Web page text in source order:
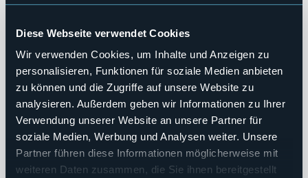
Diese Webseite verwendet Cookies
Wir verwenden Cookies, um Inhalte und Anzeigen zu
personalisieren, Funktionen für soziale Medien anbieten
zu können und die Zugriffe auf unsere Website zu
analysieren. Außerdem geben wir Informationen zu Ihrer
Verwendung unserer Website an unsere Partner für
soziale Medien, Werbung und Analysen weiter. Unsere
Partner führen diese Informationen möglicherweise mit
weiteren Daten zusammen, die Sie ihnen bereitgestellt
Sovvenzioni, Contributi, Sussidi, Vantaggi Economici
Beni Immobili e Gestione Patrimonio
Controlli e rilievi sull'amministrazione
Servizi Erogati